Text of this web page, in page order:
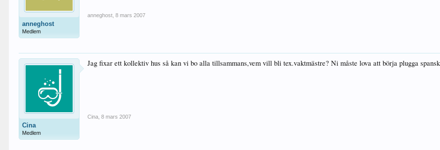
anneghost
Medlem
anneghost 8 mars 2007
Cina
Medlem
Jag fixar ett kollektiv hus så kan vi bo alla tillsammans,vem vill bli tex.vaktmästre? Ni måste lova att börja plugga
Cina 8 mars 2007